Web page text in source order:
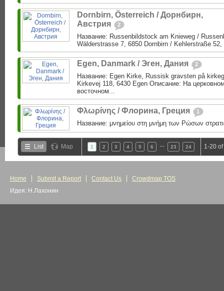
Dornbirn, Österreich / Дорнбирн,
Австрия
2
Название: Russenbildstock am Knieweg /
Wälderstrasse 7, 6850 Dornbirn / Kehlerstraße
Egen, Danmark / Эген, Дания 2
Название: Egen Kirke, Russisk gravsten på
Kirkevej 118, 6430 Egen Описание: На
восточном...
Φλωρίνης / Флорина, Греция 1
Название: μνημείου στη μνήμη των Ρώσων
List Map 1 2 3 4 5 6 23 24 1-20
Home Submit a Report Contact Us
Crowdmap TOS
Идея: Н.Лахонин